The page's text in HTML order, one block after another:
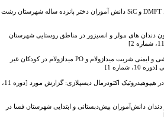
تعیین دو شاخص DMFT و SiC دانش آموزان دختر پانزده ساله شهرستان رشت
دندان های مولر و انسیزور در مناطق روستایی شهرستان
مقایسه آرامبخشی و ایمنی شربت میدازولام و PO میدازولام در کودکان غیر
1]
بازسازی دهانی در هیپوهیدروتیک اکتودرمال دیسپلازی: گزارش مورد [دوره 11،
دانش‌آموزان پیش‌دبستانی و ابتدایی شهرستان فسا در